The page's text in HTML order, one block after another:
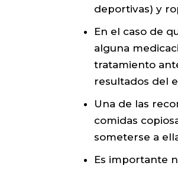
deportivas) y
En el caso de
alguna
tratamiento
resultados del
Una de las
comidas
someterse a
Es importante